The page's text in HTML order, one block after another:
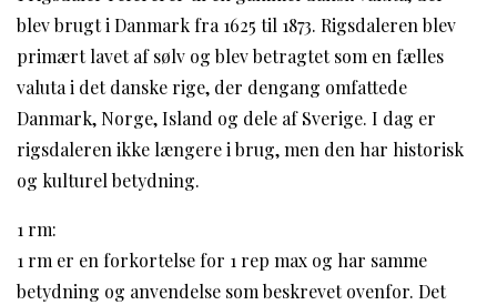
blev brugt i Danmark fra 1625 til 1873. Rigsdaleren blev
primært lavet af sølv og blev betragtet som en fælles
valuta i det danske rige, der dengang omfattede
Danmark, Norge, Island og dele af Sverige. I dag er
rigsdaleren ikke længere i brug, men den har historisk
og kulturel betydning.
1 rm:
1 rm er en forkortelse for 1 rep max og har samme
betydning og anvendelse som beskrevet ovenfor. Det